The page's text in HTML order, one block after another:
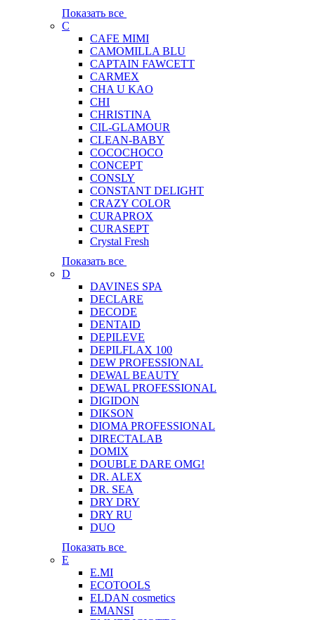
Показать все
C
CAFE MIMI
CAMOMILLA BLU
CAPTAIN FAWCETT
CARMEX
CHA U KAO
CHI
CHRISTINA
CIL-GLAMOUR
CLEAN-BABY
COCOCHOCO
CONCEPT
CONSLY
CONSTANT DELIGHT
CRAZY COLOR
CURAPROX
CURASEPT
Crystal Fresh
Показать все
D
DAVINES SPA
DECLARE
DECODE
DENTAID
DEPILEVE
DEPILFLAX 100
DEW PROFESSIONAL
DEWAL BEAUTY
DEWAL PROFESSIONAL
DIGIDON
DIKSON
DIOMA PROFESSIONAL
DIRECTALAB
DOMIX
DOUBLE DARE OMG!
DR. ALEX
DR. SEA
DRY DRY
DRY RU
DUO
Показать все
E
E.MI
ECOTOOLS
ELDAN cosmetics
EMANSI